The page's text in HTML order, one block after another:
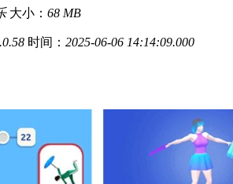
大小： 68 MB
时间： 2025-06-06 14:14:09.000